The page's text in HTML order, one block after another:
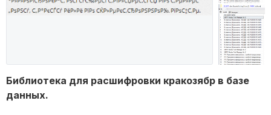
Библиотека для расшифровки кракозябр в базе
данных.